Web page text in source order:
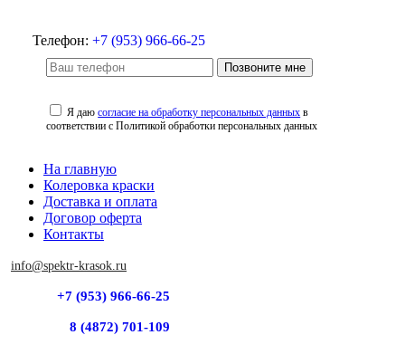
Телефон: +7 (953) 966-66-25
Позвоните мне
Я даюсогласие на обработку персональных данных в
соответствии с Политикой обработки персональных данных
На главную
Колеровка краски
Доставка и оплата
Договор оферта
Контакты
info@spektr-krasok.ru
+7 (953) 966-66-25
8 (4872) 701-109